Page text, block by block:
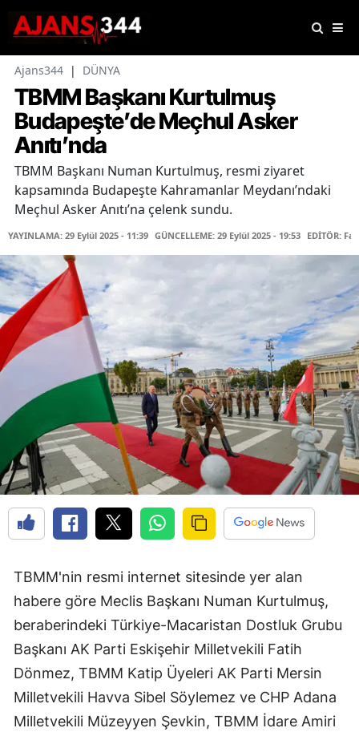
Ajans344 | DÜNYA
TBMM Başkanı Kurtulmuş
Budapeşte’de Meçhul Asker
Anıtı’nda
TBMM Başkanı Numan Kurtulmuş, resmi ziyaret
kapsamında Budapeşte Kahramanlar Meydanı’ndaki
Meçhul Asker Anıtı’na çelenk sundu.
YAYINLAMA: 29 Eylül 2025 - 11:39 GÜNCELLEME: 29 Eylül 2025 - 19:53 EDİTÖR:
TBMM'nin resmi internet sitesinde yer alan
habere göre Meclis Başkanı Numan Kurtulmuş,
beraberindeki Türkiye-Macaristan Dostluk Grubu
Başkanı AK Parti Eskişehir Milletvekili Fatih
Dönmez, TBMM Katip Üyeleri AK Parti Mersin
Milletvekili Havva Sibel Söylemez ve CHP Adana
Milletvekili Müzeyyen Şevkin, TBMM İdare Amiri